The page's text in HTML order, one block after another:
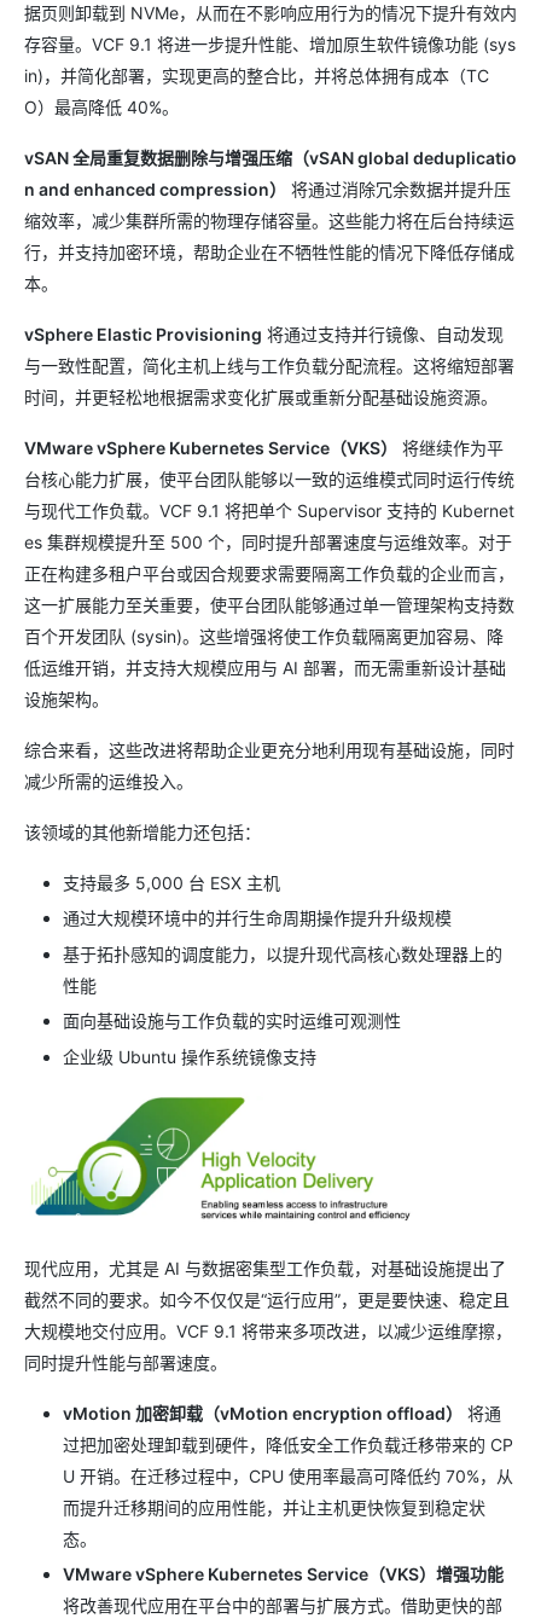
据页则卸载到 NVMe，从而在不影响应用行为的情况下提升有效内
存容量。VCF 9.1 将进一步提升性能、增加原生软件镜像功能 (sys
in)，并简化部署，实现更高的整合比，并将总体拥有成本（TC
O）最高降低 40%。
vSAN 全局重复数据删除与增强压缩（vSAN global deduplicatio
n and enhanced compression）
将通过消除冗余数据并提升压
缩效率，减少集群所需的物理存储容量。这些能力将在后台持续运
行，并支持加密环境，帮助企业在不牺牲性能的情况下降低存储成
本。
vSphere Elastic Provisioning 将通过支持并行镜像、自动发现
与一致性配置，简化主机上线与工作负载分配流程。这将缩短部署
时间，并更轻松地根据需求变化扩展或重新分配基础设施资源。
VMware vSphere Kubernetes Service（VKS）
将继续作为平
台核心能力扩展，使平台团队能够以一致的运维模式同时运行传统
与现代工作负载。VCF 9.1 将把单个 Supervisor 支持的 Kubernet
es 集群规模提升至 500 个，同时提升部署速度与运维效率。对于
正在构建多租户平台或因合规要求需要隔离工作负载的企业而言，
这一扩展能力至关重要，使平台团队能够通过单一管理架构支持数
百个开发团队 (sysin)。这些增强将使工作负载隔离更加容易、降
低运维开销，并支持大规模应用与 AI 部署，而无需重新设计基础
设施架构。
综合来看，这些改进将帮助企业更充分地利用现有基础设施，同时
减少所需的运维投入。
该领域的其他新增能力还包括：
支持最多 5,000 台 ESX 主机
通过大规模环境中的并行生命周期操作提升升级规模
基于拓扑感知的调度能力，以提升现代高核心数处理器上的
性能
面向基础设施与工作负载的实时运维可观测性
企业级 Ubuntu 操作系统镜像支持
现代应用，尤其是 AI 与数据密集型工作负载，对基础设施提出了
截然不同的要求。如今不仅仅是“运行应用”，更是要快速、稳定且
大规模地交付应用。VCF 9.1 将带来多项改进，以减少运维摩擦，
同时提升性能与部署速度。
vMotion 加密卸载（vMotion encryption offload）
将通
过把加密处理卸载到硬件，降低安全工作负载迁移带来的 CP
U 开销。在迁移过程中，CPU 使用率最高可降低约 70%，从
而提升迁移期间的应用性能，并让主机更快恢复到稳定状
态。
VMware vSphere Kubernetes Service（VKS）增强功能
将改善现代应用在平台中的部署与扩展方式。借助更快的部